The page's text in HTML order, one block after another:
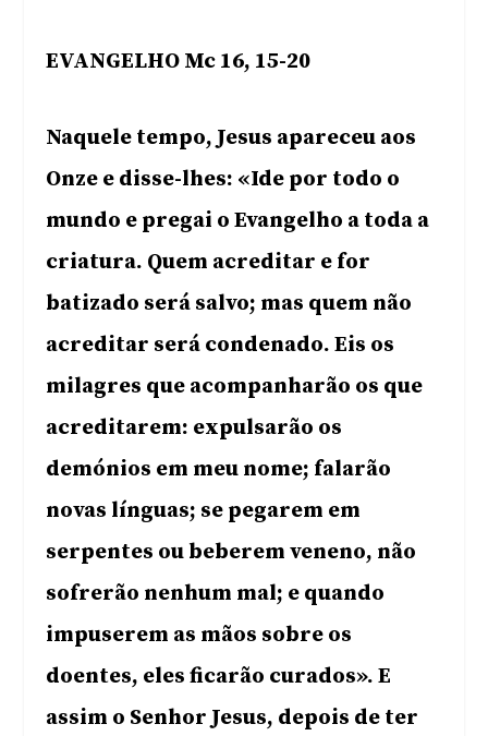
EVANGELHO Mc 16, 15-20
Naquele tempo, Jesus apareceu aos
Onze e disse-lhes: «Ide por todo o
mundo e pregai o Evangelho a toda a
criatura. Quem acreditar e for
batizado será salvo; mas quem não
acreditar será condenado. Eis os
milagres que acompanharão os que
acreditarem: expulsarão os
demónios em meu nome; falarão
novas línguas; se pegarem em
serpentes ou beberem veneno, não
sofrerão nenhum mal; e quando
impuserem as mãos sobre os
doentes, eles ficarão curados». E
assim o Senhor Jesus, depois de ter